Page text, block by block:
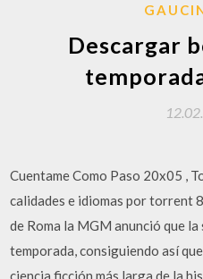
Descargar
Cuentame Como Paso 20x05 ,
calidades e idiomas por torrent
de Roma la MGM anunció que
temporada, consiguiendo así
ciencia ficción más larga de la